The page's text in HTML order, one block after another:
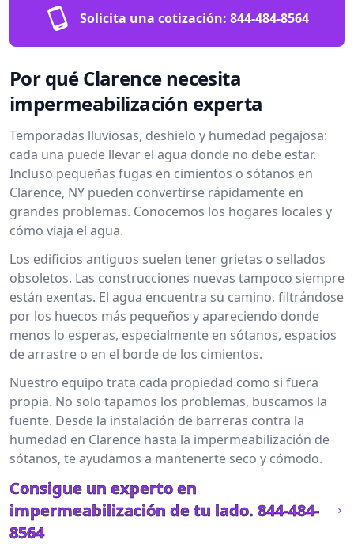
Solicita una cotización: 844-484-8564
Por qué Clarence necesita
impermeabilización experta
Temporadas lluviosas, deshielo y humedad pegajosa:
cada una puede llevar el agua donde no debe estar.
Incluso pequeñas fugas en cimientos o sótanos en
Clarence, NY pueden convertirse rápidamente en
grandes problemas. Conocemos los hogares locales y
cómo viaja el agua.
Los edificios antiguos suelen tener grietas o sellados
obsoletos. Las construcciones nuevas tampoco siempre
están exentas. El agua encuentra su camino, filtrándose
por los huecos más pequeños y apareciendo donde
menos lo esperas, especialmente en sótanos, espacios
de arrastre o en el borde de los cimientos.
Nuestro equipo trata cada propiedad como si fuera
propia. No solo tapamos los problemas, buscamos la
fuente. Desde la instalación de barreras contra la
humedad en Clarence hasta la impermeabilización de
sótanos, te ayudamos a mantenerte seco y cómodo.
Consigue un experto en
impermeabilización de tu lado. 844-484-
8564